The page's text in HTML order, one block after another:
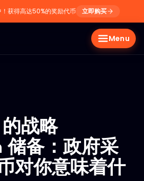
获得高达50%的奖励代币 立即购买
Menu
战略
备：政府采
对你意味着什